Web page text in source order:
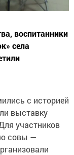
воспитанники
села
с историей
выставку
участников
совы —